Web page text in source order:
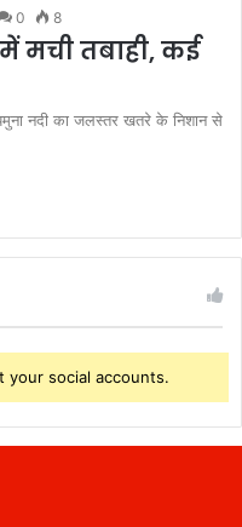
0 8
मची तबाही, कई
नदी का जलस्तर खतरे के निशान से
your social accounts.